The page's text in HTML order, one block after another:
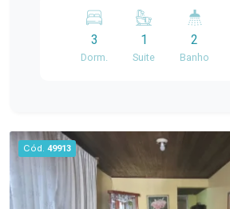
suíte Sacada com churrasqueira
posição solar e ventilação
Ambientes bem distribuídos
valorizado.
3
Dorm.
1
Suite
2
Banho
Cód. 49913